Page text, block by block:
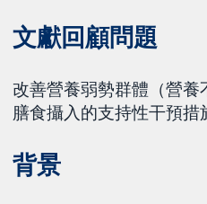
文獻回顧問題
改善營養弱勢群體（營養
膳食攝入的支持性干預措
背景